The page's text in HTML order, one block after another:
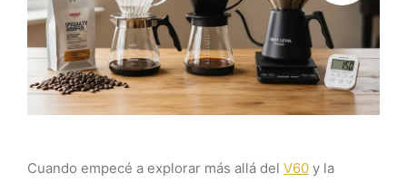
Cuando empecé a explorar más allá del V60 y la